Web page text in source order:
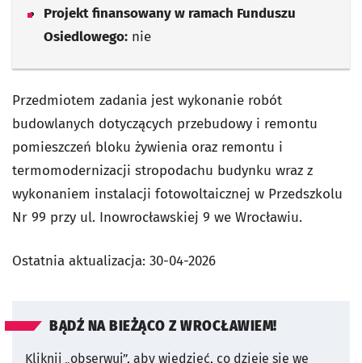
Projekt finansowany w ramach Funduszu
Osiedlowego: nie
Przedmiotem zadania jest wykonanie robót
budowlanych dotyczących przebudowy i remontu
pomieszczeń bloku żywienia oraz remontu i
termomodernizacji stropodachu budynku wraz z
wykonaniem instalacji fotowoltaicznej w Przedszkolu
Nr 99 przy ul. Inowrocławskiej 9 we Wrocławiu.
Ostatnia aktualizacja: 30-04-2026
BĄDŹ NA BIEŻĄCO Z WROCŁAWIEM!
Kliknij „obserwuj”, aby wiedzieć, co dzieje się we